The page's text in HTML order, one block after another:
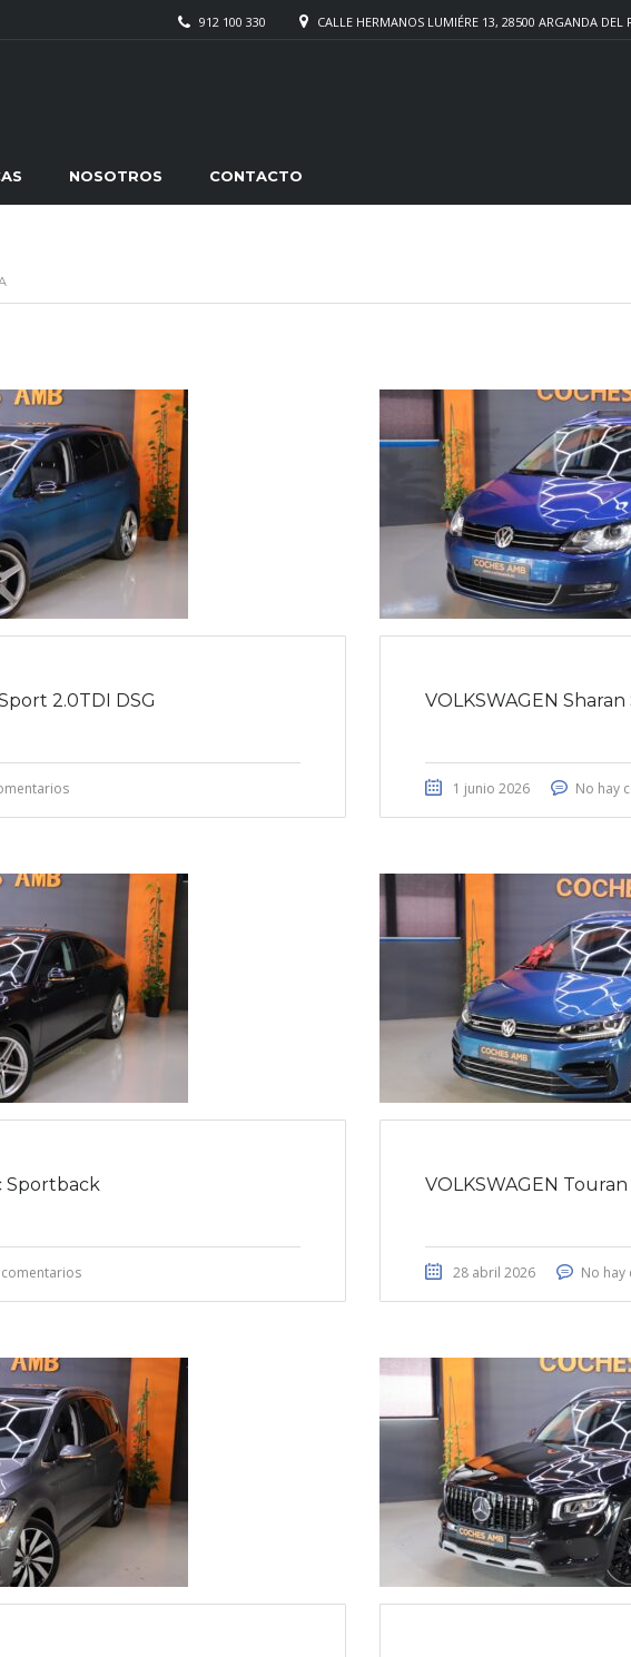
CALLE HERMANOS LUMIÉRE 13, 28500 ARGANDA DEL
912 100 330
NOSOTROS CONTACTO
2.0TDI DSG VOLKSWAGEN
1 junio 2026 No hay
Sportback VOLKSWAGEN
28 abril 2026 No